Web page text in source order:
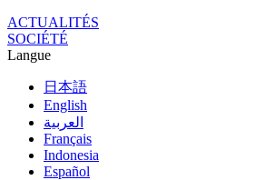
ACTUALITÉS
SOCIÉTÉ
Langue
日本語
English
العربية
Français
Indonesia
Español